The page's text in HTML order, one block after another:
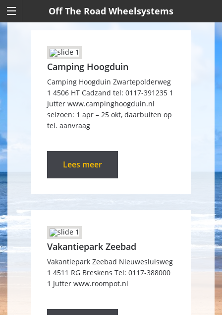
Off The Road Wheelsystems
Camping Hoogduin
Camping Hoogduin Zwartepolderweg
1 4506 HT Cadzand tel: 0117-391235 1
Jutter www.campinghoogduin.nl
seizoen: 1 apr – 25 okt, daarbuiten op
tel. aanvraag
Lees meer
Vakantiepark Zeebad
Vakantiepark Zeebad Nieuwesluisweg
1 4511 RG Breskens Tel: 0117-388000
1 Jutter www.roompot.nl